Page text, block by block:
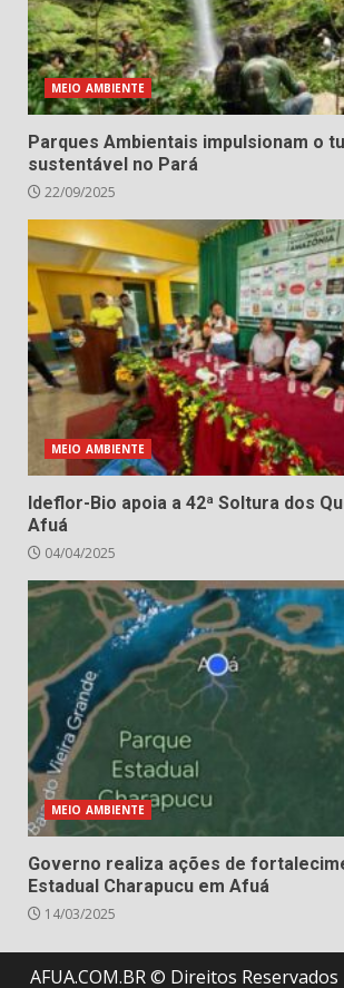
MEIO AMBIENTE
Parques Ambientais impulsionam o
sustentável no Pará
22/09/2025
MEIO AMBIENTE
Ideflor-Bio apoia a 42ª Soltura dos
Afuá
04/04/2025
MEIO AMBIENTE
Governo realiza ações de
Estadual Charapucu em Afuá
14/03/2025
AFUA.COM.BR © Direitos Reservados